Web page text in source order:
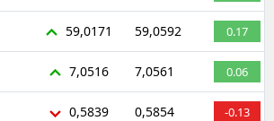
59,0171 59,0592 0.17
7,0516 7,0561 0.06
0,5839 0,5854 -0.13